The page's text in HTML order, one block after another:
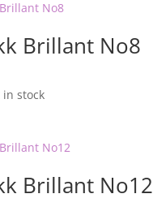
Brillant No8
stock
Brillant No12